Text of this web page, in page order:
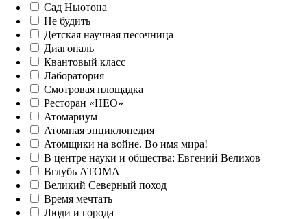
Сад Ньютона
Не будить
Детская научная песочница
Диагональ
Квантовый класс
Лаборатория
Смотровая площадка
Ресторан «НЕО»
Атомариум
Атомная энциклопедия
Атомщики на войне. Во имя мира!
В центре науки и общества: Евгений Велихов
Вглубь АТОМА
Великий Северный поход
Время мечтать
Люди и города